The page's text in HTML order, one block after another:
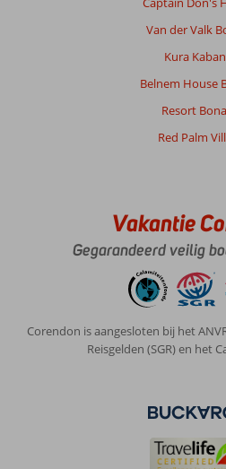
Van der Valk
Kura
Belnem House
Resort
Red Palm
Vakantie
Gegarandeerd veilig
Corendon is aangesloten bij het
Reisgelden (SGR) en het